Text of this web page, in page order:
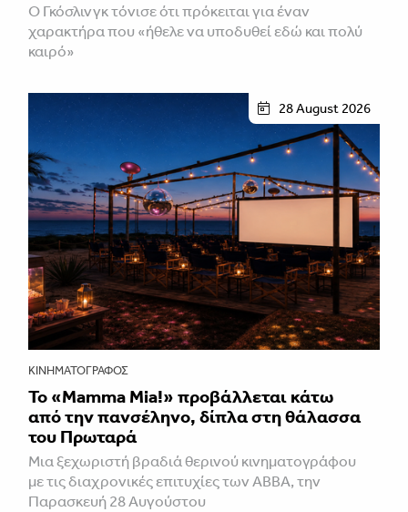
Ο Γκόσλινγκ τόνισε ότι πρόκειται για έναν
χαρακτήρα που «ήθελε να υποδυθεί εδώ και πολύ
καιρό»
28 August 2026
ΚΙΝΗΜΑΤΟΓΡΆΦΟΣ
Το «Mamma Mia!» προβάλλεται κάτω
από την πανσέληνο, δίπλα στη θάλασσα
του Πρωταρά
Μια ξεχωριστή βραδιά θερινού κινηματογράφου
με τις διαχρονικές επιτυχίες των ABBA, την
Παρασκευή 28 Αυγούστου